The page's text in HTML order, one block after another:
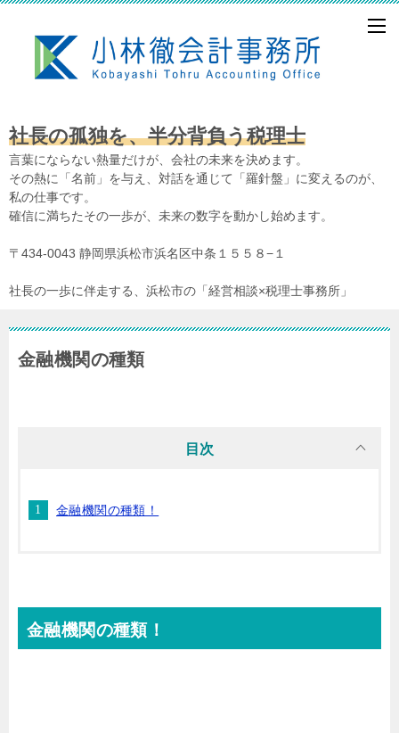
社長の孤独を、半分背負う税理士
言葉にならない熱量だけが、会社の未来を決めます。
その熱に「名前」を与え、対話を通じて「羅針盤」に変えるのが、
私の仕事です。
確信に満ちたその一歩が、未来の数字を動かし始めます。
〒434-0043 静岡県浜松市浜名区中条１５５８−１
社長の一歩に伴走する、浜松市の「経営相談×税理士事務所」
金融機関の種類
目次
金融機関の種類！
金融機関の種類！